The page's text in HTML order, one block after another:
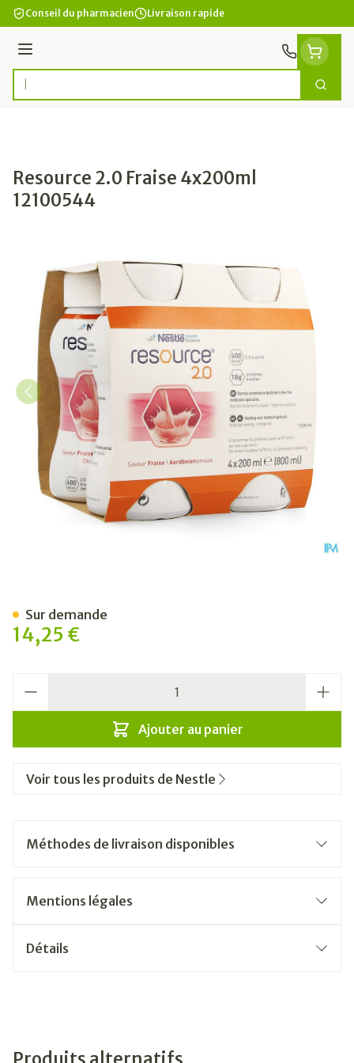
Aller au contenu
Conseil du pharmacien Livraison rapide
Menu
Rechercher
Resource 2.0 Fraise 4x200ml
12100544
14,25 €
Ajouter au panier
Sur demande
Voir tous les produits de Nestle
Méthodes de livraison disponibles
Mentions légales
Détails